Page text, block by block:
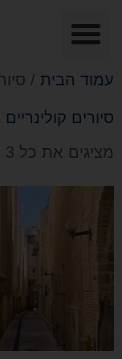
עמוד הבית /
סיורים
מציגים את כל ⁦3⁩ התוצאות